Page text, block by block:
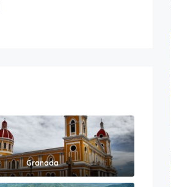
Granada